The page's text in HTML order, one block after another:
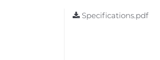
Specifications.pdf